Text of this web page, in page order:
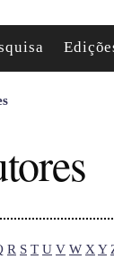
R S T U V W XY